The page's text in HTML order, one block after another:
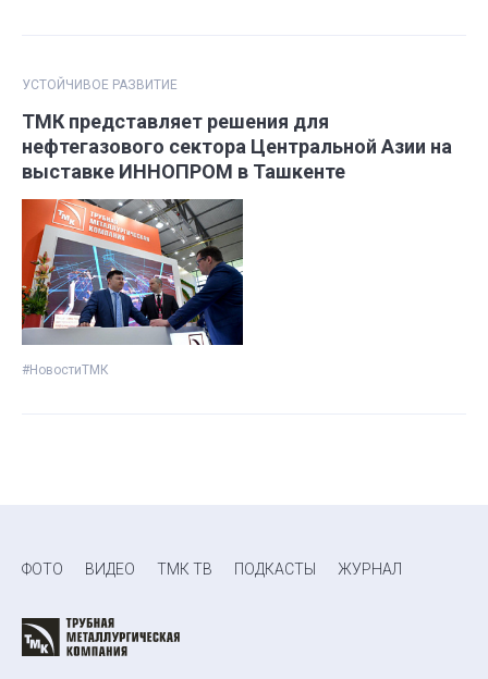
УСТОЙЧИВОЕ РАЗВИТИЕ
ТМК представляет решения для
нефтегазового сектора Центральной Азии на
выставке ИННОПРОМ в Ташкенте
#НовостиТМК
ФОТО ВИДЕО ТМК ТВ ПОДКАСТЫ ЖУРНАЛ